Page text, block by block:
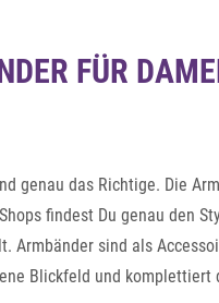
FÜR
das Richtige. Die
findest Du genau den
Armbänder sind als
Blickfeld und komplettiert